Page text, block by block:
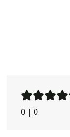
0 | 0